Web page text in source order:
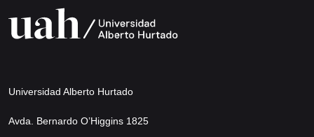
Universidad Alberto Hurtado
Avda. Bernardo O’Higgins 1825